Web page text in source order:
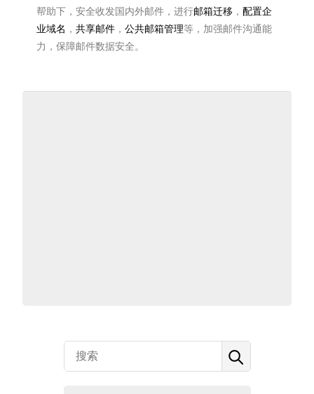
帮助下，安全收发国内外邮件，进行邮箱迁移 ， 配置企
业域名 ， 共享邮件， 公共邮箱管理等，加强邮件沟通能
力，保障邮件数据安全。